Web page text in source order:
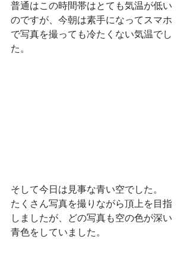
普通はこの時間帯はとても気温が低い
のですが、今朝は素手になってスマホ
で写真を撮っても冷たくない気温でし
た。
そして今日は見事な青い空でした。
たくさん写真を撮りながら頂上を目指
しましたが、どの写真も空の色が深い
青色をしていました。